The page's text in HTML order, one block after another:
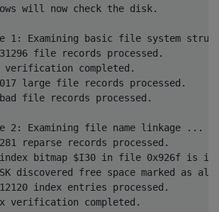
will now check
1: Examining basic file system
2231296 file
verification completed.
large file
bad file
2: Examining file name linkage ...
reparse
index bitmap $I30 in file 0x926f is
discovered free space marked
3012120 index
verification completed.